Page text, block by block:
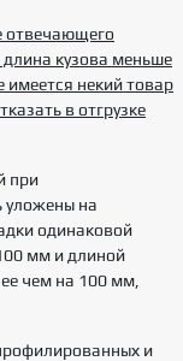
отвечающего
кузова меньше
имеется некий товар
в отгрузке
при
уложены на
одинаковой
мм и длиной
чем на 100 мм,
и